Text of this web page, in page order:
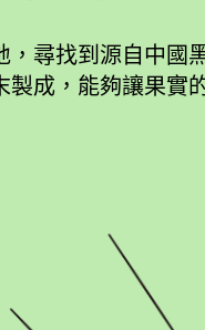
，尋找到源自中國
製成，能夠讓果實